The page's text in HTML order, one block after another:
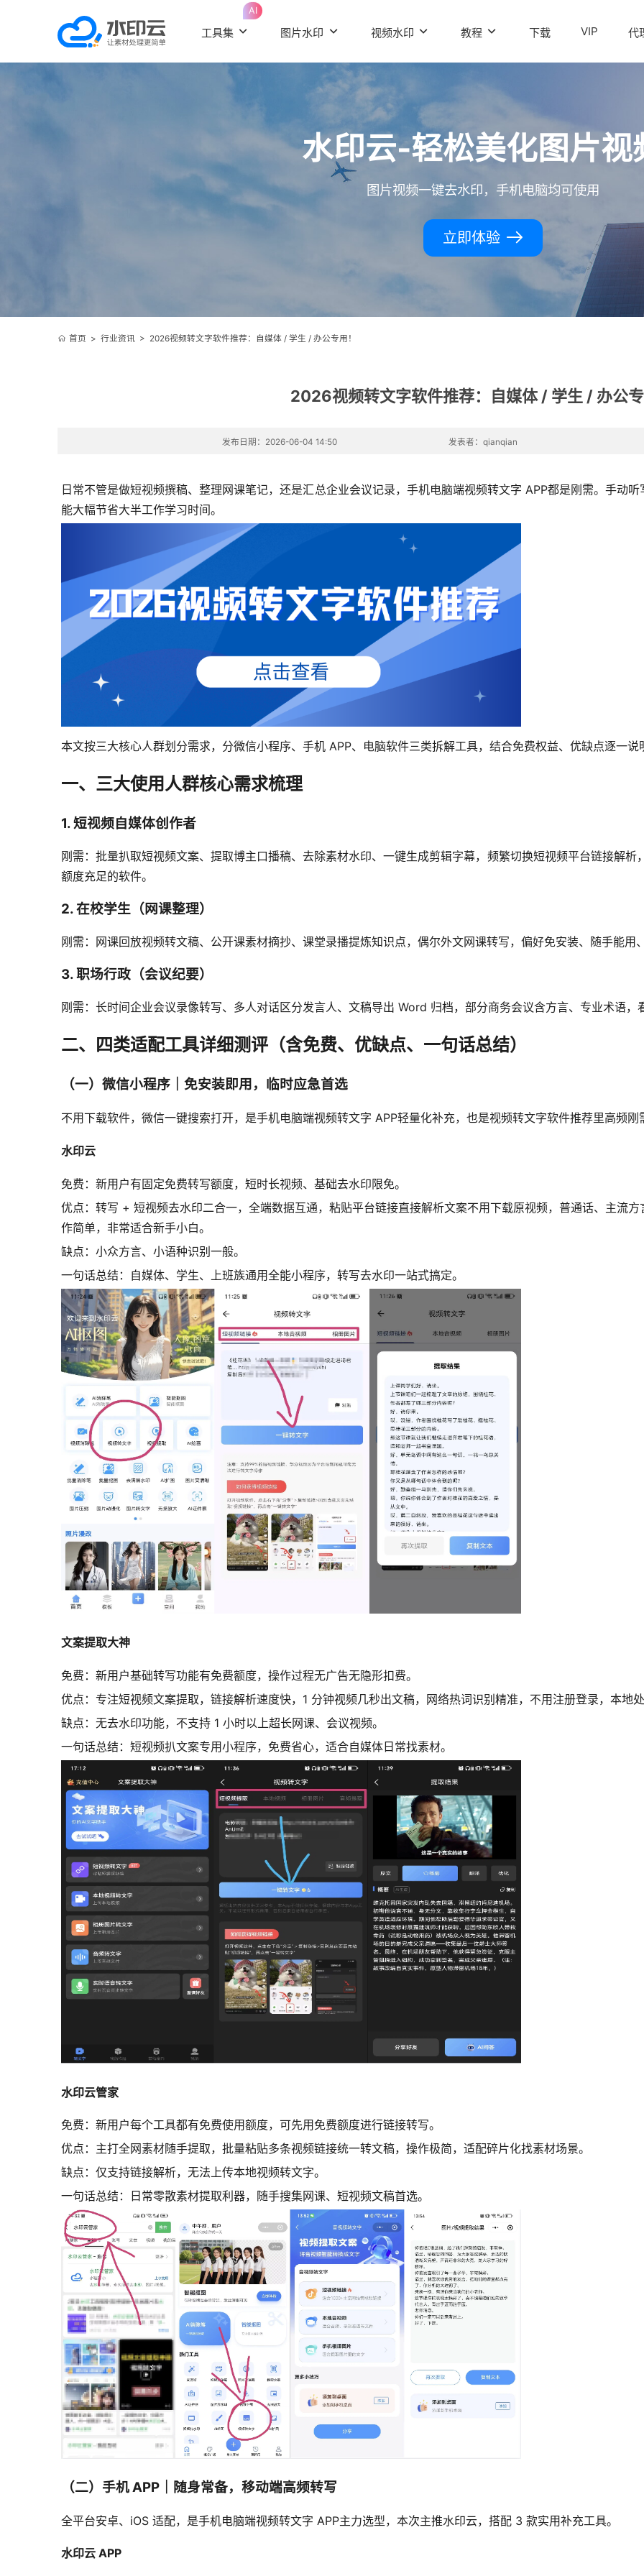
工具集
AI
图片水印 视频水印 教程 下载 VIP 代
水印云-轻松美化图片视
图片视频一键去水印，手机电脑均可使用
立即体验
首页 > 行业资讯> 2026视频转文字软件推荐：自媒体 / 学生 / 办公专用！
2026视频转文字软件推荐：自媒体 / 学生 / 办公专
发布日期：2026-06-04 14:50 发表者：qianqian
日常不管是做短视频撰稿、整理网课笔记，还是汇总企业会议记录，手机电脑端视频转文字 APP都是刚需。手动
能大幅节省大半工作学习时间。
本文按三大核心人群划分需求，分微信小程序、手机 APP、电脑软件三类拆解工具，结合免费权益、优缺点逐一说
一、三大使用人群核心需求梳理
1. 短视频自媒体创作者
刚需：批量扒取短视频文案、提取博主口播稿、去除素材水印、一键生成剪辑字幕，频繁切换短视频平台链接解
额度充足的软件。
2. 在校学生（网课整理）
刚需：网课回放视频转文稿、公开课素材摘抄、课堂录播提炼知识点，偶尔外文网课转写，偏好免安装、随手能用
3. 职场行政（会议纪要）
刚需：长时间企业会议录像转写、多人对话区分发言人、文稿导出 Word 归档，部分商务会议含方言、专业术语，
二、四类适配工具详细测评（含免费、优缺点、一句话总结）
（一）微信小程序｜免安装即用，临时应急首选
不用下载软件，微信一键搜索打开，是手机电脑端视频转文字 APP轻量化补充，也是视频转文字软件推荐里高频刚
水印云
免费：新用户有固定免费转写额度，短时长视频、基础去水印限免。
优点：转写 + 短视频去水印二合一，全端数据互通，粘贴平台链接直接解析文案不用下载原视频，普通话、主流
作简单，非常适合新手小白。
缺点：小众方言、小语种识别一般。
一句话总结：自媒体、学生、上班族通用全能小程序，转写去水印一站式搞定。
文案提取大神
免费：新用户基础转写功能有免费额度，操作过程无广告无隐形扣费。
优点：专注短视频文案提取，链接解析速度快，1 分钟视频几秒出文稿，网络热词识别精准，不用注册登录，本地处
缺点：无去水印功能，不支持 1 小时以上超长网课、会议视频。
一句话总结：短视频扒文案专用小程序，免费省心，适合自媒体日常找素材。
水印云管家
免费：新用户每个工具都有免费使用额度，可先用免费额度进行链接转写。
优点：主打全网素材随手提取，批量粘贴多条视频链接统一转文稿，操作极简，适配碎片化找素材场景。
缺点：仅支持链接解析，无法上传本地视频转文字。
一句话总结：日常零散素材提取利器，随手搜集网课、短视频文稿首选。
（二）手机 APP｜随身常备，移动端高频转写
全平台安卓、iOS 适配，是手机电脑端视频转文字 APP主力选型，本次主推水印云，搭配 3 款实用补充工具。
水印云 APP